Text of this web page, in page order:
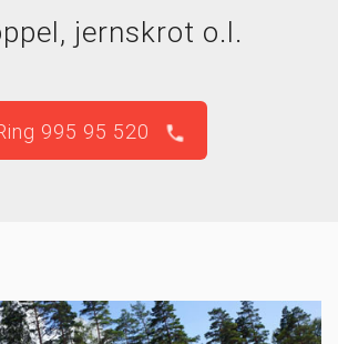
jernskrot o.l.
phone